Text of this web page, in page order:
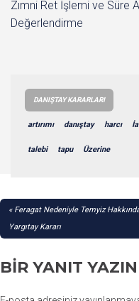
Zımni Ret İşlemi ve Süre
Değerlendirme
DANIŞTAY KARARLARI
artırımı danıştay harcı
talebi tapu Üzerine
YAZI
GEZINMESI
Feragat Nedeniyle Temyiz
Yargıtay Kararı
BIR YANIT YAZIN